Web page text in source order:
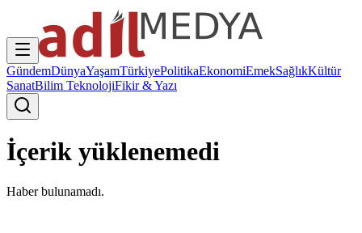
GündemDünyaYaşamTürkiyePolitikaEkonomiEmekSağlıkKültür
SanatBilim TeknolojiFikir & Yazı
İçerik yüklenemedi
Haber bulunamadı.